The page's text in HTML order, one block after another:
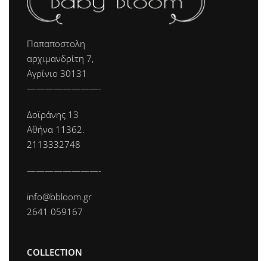
Παπαποστολη
αρχιμανδρίτη 7,
Αγρίνιο 30131
————————-
Δοϊράνης 13
Αθήνα 11362.
2113332748
————————-
info@bbloom.gr
2641 059167
COLLECTION